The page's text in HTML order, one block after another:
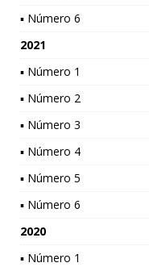
▪ Número 6
2021
▪ Número 1
▪ Número 2
▪ Número 3
▪ Número 4
▪ Número 5
▪ Número 6
2020
▪ Número 1